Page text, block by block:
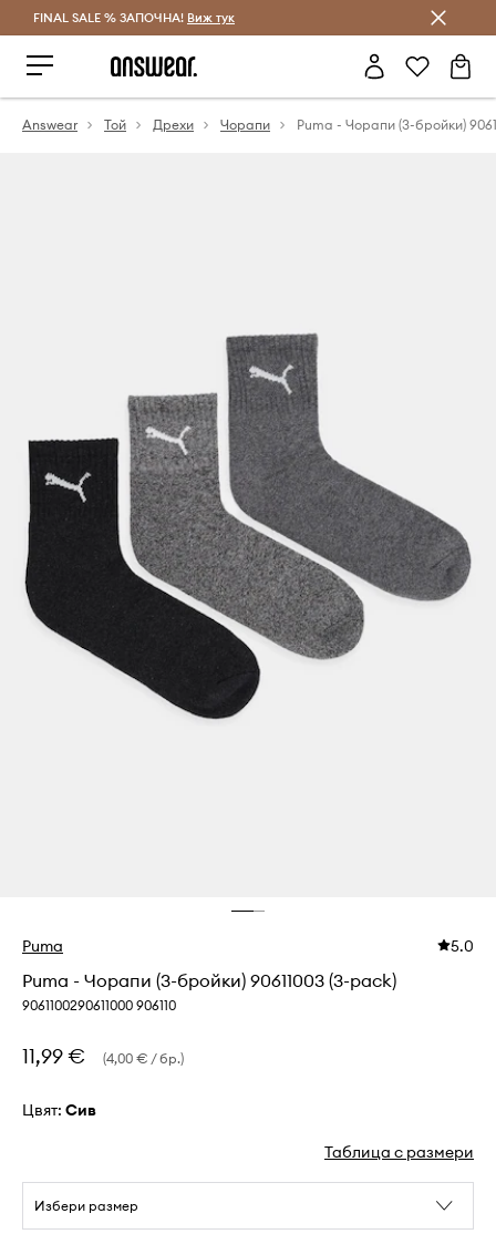
Спестявай с Answear Club
FINAL SALE % ЗАПОЧНА! Виж тук
Answear Той Дрехи Чорапи
Puma 5.0
Puma - Чорапи (3-бройки) 90611003 (3-pack)
9061100290611000 906110
11,99 € (4,00 € / бр.)
Цвят: сив
Таблица с размери
Избери размер